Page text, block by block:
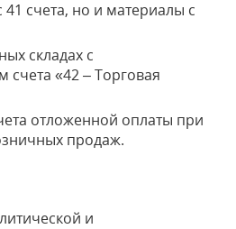
41 счета, но и материалы с
складах с
счета «42 – Торговая
отложенной оплаты при
продаж.
и